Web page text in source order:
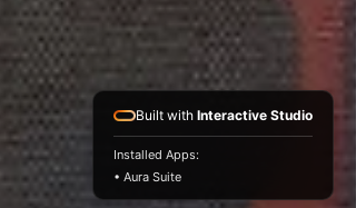
Built with Interactive Studio
Installed Apps:
• Aura Suite